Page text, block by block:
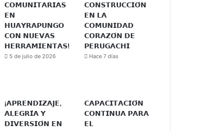
𝗖𝗢𝗠𝗨𝗡𝗜𝗧𝗔𝗥𝗜𝗔𝗦
𝗘𝗡
𝗛𝗨𝗔𝗬𝗥𝗔𝗣𝗨𝗡𝗚𝗢
𝗖𝗢𝗡 𝗡𝗨𝗘𝗩𝗔𝗦
𝗛𝗘𝗥𝗥𝗔𝗠𝗜𝗘𝗡𝗧𝗔𝗦!
5 de julio de 2026
𝗖𝗢𝗡𝗦𝗧𝗥𝗨𝗖𝗖𝗜𝗢́𝗡
𝗘𝗡 𝗟𝗔
𝗖𝗢𝗠𝗨𝗡𝗜𝗗𝗔𝗗
𝗖𝗢𝗥𝗔𝗭𝗢́𝗡 𝗗𝗘
𝗣𝗘𝗥𝗨𝗚𝗔𝗖𝗛𝗜
Hace 7 días
¡𝗔𝗣𝗥𝗘𝗡𝗗𝗜𝗭𝗔𝗝𝗘,
𝗔𝗟𝗘𝗚𝗥𝗜́𝗔 𝗬
𝗗𝗜𝗩𝗘𝗥𝗦𝗜𝗢́𝗡 𝗘𝗡
𝗖𝗔𝗣𝗔𝗖𝗜𝗧𝗔𝗖𝗜𝗢́𝗡
𝗖𝗢𝗡𝗧𝗜𝗡𝗨𝗔 𝗣𝗔𝗥𝗔
𝗘𝗟